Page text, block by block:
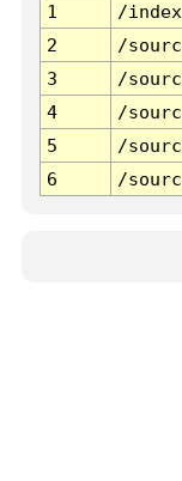
1
/
2
/
3
/
4
/
5
/
6
/